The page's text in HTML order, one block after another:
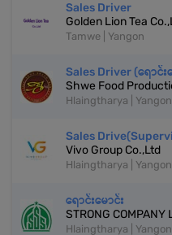
Sales Driver
Golden Lion Tea
Tamwe | Yangon
Sales Driver (ရောင်း
Shwe Food
Hlaingtharya | Yangon
Sales
Vivo Group Co.,Ltd
Hlaingtharya | Yangon
ရောင်းမောင်း
STRONG COMPANY
Hlaingtharya | Yangon